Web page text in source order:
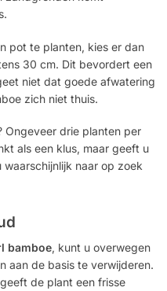
pot te planten, kies er dan
30 cm. Dit bevordert een
niet dat goede afwatering
zich niet thuis.
Ongeveer drie planten per
als een klus, maar geeft u
naar op zoek
bamboe, kunt u overwegen
aan de basis te verwijderen.
de plant een frisse